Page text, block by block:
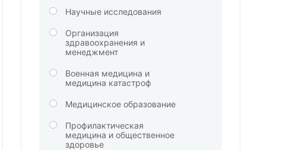
Научные исследования
Организация
здравоохранения и
менеджмент
Военная медицина и
медицина катастроф
Медицинское образование
Профилактическая
медицина и общественное
здоровье